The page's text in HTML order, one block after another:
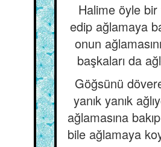
Halime öyle
edip ağlamaya
onun
başkaları da
Göğsünü
yanık yanık
ağlamasına
bile ağlamaya